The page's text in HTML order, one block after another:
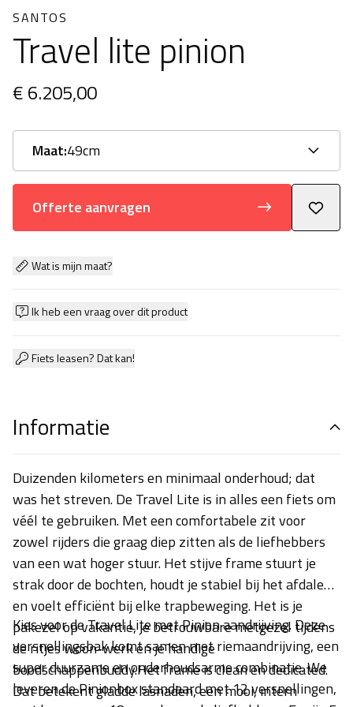
SANTOS
Travel lite pinion
€ 6.205,00
Maat:49cm
Offerte aanvragen
Wat is mijn maat?
Ik heb een vraag over dit product
Fiets leasen? Dat kan!
Informatie
Duizenden kilometers en minimaal onderhoud; dat
was het streven. De Travel Lite is in alles een fiets om
véél te gebruiken. Met een comfortabele zit voor
zowel rijders die graag diep zitten als de liefhebbers
van een wat hoger stuur. Het stijve frame stuurt je
strak door de bochten, houdt je stabiel bij het afdalen
en voelt efficiënt bij elke trapbeweging. Het is je
pakezel op vakantie, je betrouwbare metgezel tijdens
de ritjes woon-werk en je handige
boodschappenbuddy.Het frame is clean en dedicated.
Dat betekent gladde lasnaden, een mooi, intern
Kies voor de Travel Lite met Pinion aandrijving. Deze
versnellingsbak komt samen met riemaandrijving, een
super duurzame en onderhoudsarme combinatie. We
leveren de Pinionbox standaard met 12 versnellingen,